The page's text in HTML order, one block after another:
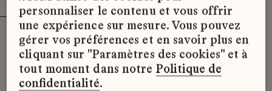
Désolé, il semble qu’il n’y ait pas
d’offres d’emploi disponibles pour le
moment.
personnaliser le contenu et vous offrir
une expérience sur mesure. Vous pouvez
gérer vos préférences et en savoir plus en
cliquant sur "Paramètres des cookies" et à
tout moment dans notre Politique de
confidentialité.